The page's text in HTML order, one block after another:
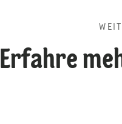
Erfahre